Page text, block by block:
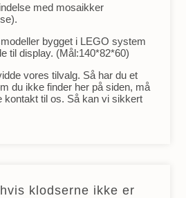
med mosaikker
bygget i LEGO system
til display. (Mål:140*82*60)
vores tilvalg. Så har du et
du ikke finder her på siden, må
kontakt til os. Så kan vi sikkert
klodserne ikke er